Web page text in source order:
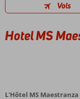
Vols
Hotel MS
L'Hôtel MS